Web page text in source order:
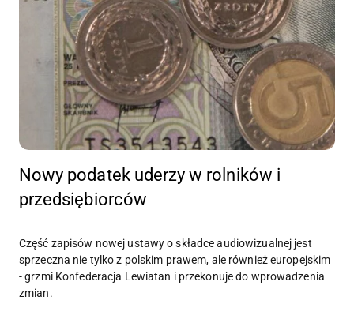
Nowy podatek uderzy w rolników i
przedsiębiorców
Część zapisów nowej ustawy o składce audiowizualnej jest
sprzeczna nie tylko z polskim prawem, ale również europejskim
- grzmi Konfederacja Lewiatan i przekonuje do wprowadzenia
zmian.